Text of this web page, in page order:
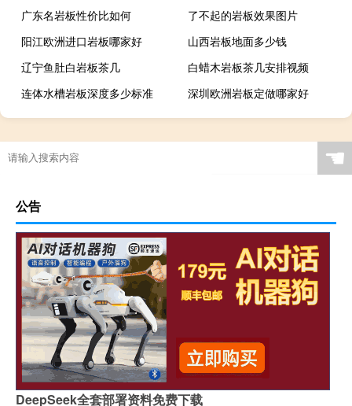
广东名岩板性价比如何
了不起的岩板效果图片
阳江欧洲进口岩板哪家好
山西岩板地面多少钱
辽宁鱼肚白岩板茶几
白蜡木岩板茶几安排视频
连体水槽岩板深度多少标准
深圳欧洲岩板定做哪家好
广西现代简约岩板贵吗
岩板当背景墙好吗
茶几桌客厅京东自营岩板
瓷砖岩板能打磨吗吗
特别的岩板图案是什么
怎么区分岩石岩板的好坏
岩板茶几会变色吗吗
贵阳鱼肚金岩板茶几价格
浙江黑色的岩板叫什么
哪里买岩板茶几便宜的
岩板吊顶怎么贴瓷砖好看
哪个品牌岩板是真的白
原木岩板沙发效果图
人工花岗石和岩板哪个好
佛山著名岩板市场在哪里
桌子用哑光岩板好吗
郑州品牌岩板批发商
桌面怎么做成岩板墙
☚
公告
DeepSeek全套部署资料免费下载